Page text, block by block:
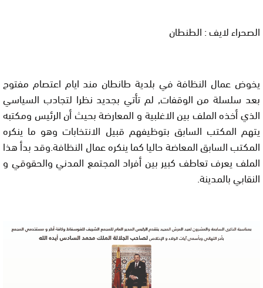
الصحراء لايف : الطنطان
يخوض عمال النظافة في بلدية طانطان مند ايام اعتصام مفتوح
بعد سلسلة من الوقفات, لم تأتي بجديد نظرا لتجادب السياسي
الذي أخذه الملف بين الاغلبية و المعارضة بحيث أن الرئيس ومكتبه
يتهم المكتب السابق بتوظيفهم قبيل الانتخابات وهو ما ينكره
المكتب السابق المعاضة حاليا كما ينكره عمال النظافة.وقد بدأ هذا
الملف يعرف تعاطف كبير بين أفراد المجتمع المدني والحقوقي و
النقابي بالمدينة.